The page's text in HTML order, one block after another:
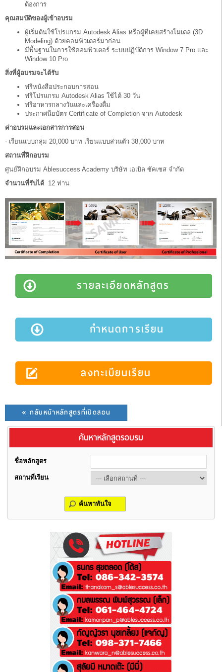
ต้องการ
คุณสมบัติของผู้เข้าอบรม
ผู้เริ่มต้นใช้โปรแกรม Autodesk Alias หรือผู้ที่เคยสร้างโมเดล (3D
Modeling) ด้วยคอมพิวเตอร์มาก่อน
มีพื้นฐานในการใช้คอมพิวเตอร์ ระบบปฏิบัติการ Window 7 Pro และ
Window 10 Pro
สิ่งที่ผู้อบรมจะได้รับ
ฟรีหนังสือประกอบการสอน
ฟรีโปรแกรม Autodesk Alias ใช้ได้ 30 วัน
ฟรีอาหารกลางวันและเครื่องดื่ม
ประกาศนียบัตร Certificate of Completion จาก Autodesk
ค่าอบรมและเอกสารการสอน
- เรียนแบบกลุ่ม 20,000 บาท เรียนแบบส่วนตัว 38,000 บาท
สถานที่ฝึกอบรม
ศูนย์ฝึกอบรม Ablesuccess Academy บริษัท เอเบิล ซัคเซส จำกัด
จำนวนที่รับได้ 12 ท่าน
รายละเอียดหลักสูตร
กำหนดการเรียน
ลงทะเบียนเรียน
« กลับหน้าหลักสูตรที่เปิดสอน
ค้นหาหลักสูตรอบรม
ชื่อหลักสูตร
สถานที่เรียน
ค้นหาทันใจ